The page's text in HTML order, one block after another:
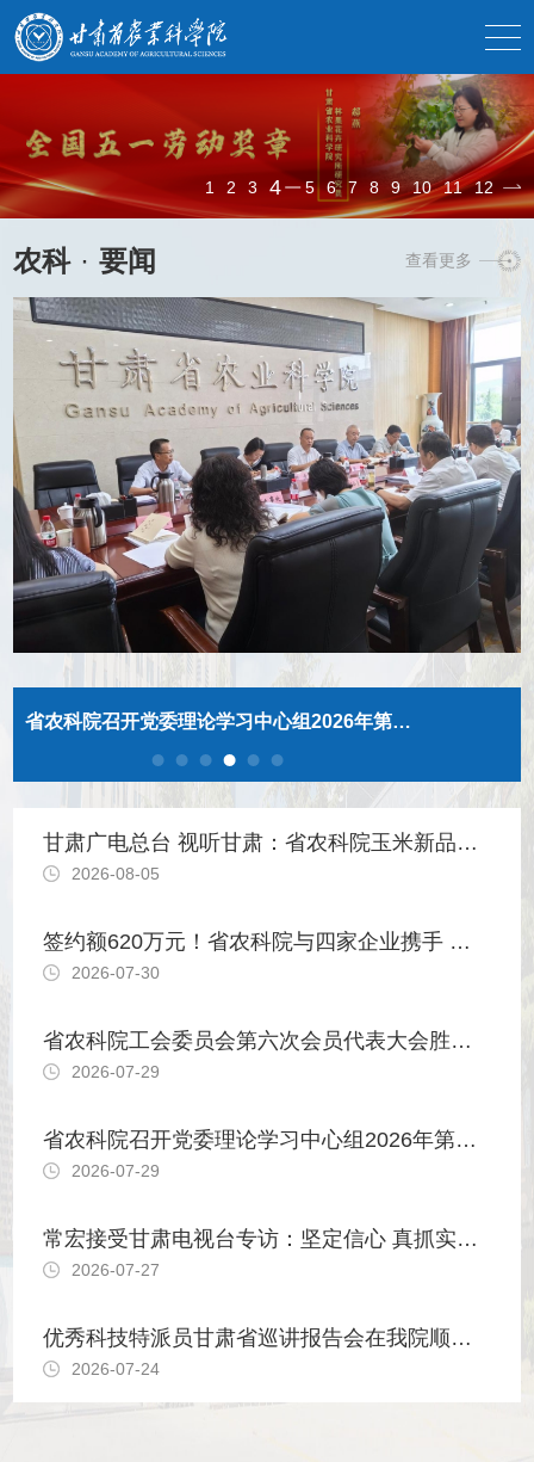
1 2 3 4 5 6 7 8 9 10 11 12
农科 · 要闻 查看更多
常宏接受甘肃电视台专访：坚定信心 真抓实干 以高水平农业科技供给支撑全省农业高质量发展
甘肃广电总台 视听甘肃：省农科院玉米新品种实现转让金额620万元”
2026-08-05
签约额620万元！省农科院与四家企业携手 共筑西北玉米种业创新高地
2026-07-30
省农科院工会委员会第六次会员代表大会胜利召开
2026-07-29
省农科院召开党委理论学习中心组2026年第十二次学习（扩大）会议
2026-07-29
常宏接受甘肃电视台专访：坚定信心 真抓实干 以高水平农业科技供给支撑全省农业高质量发展
2026-07-27
优秀科技特派员甘肃省巡讲报告会在我院顺利召开
2026-07-24